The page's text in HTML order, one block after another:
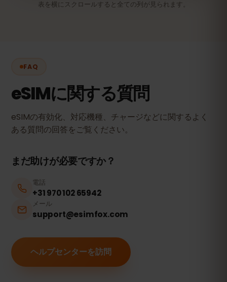
表を横にスクロールすると全ての列が見られます。
FAQ
eSIMに関する質問
eSIMの有効化、対応機種、チャージなどに関するよく
ある質問の回答をご覧ください。
まだ助けが必要ですか？
電話
+31 970 102 65942
メール
support@esimfox.com
ヘルプセンターを訪問